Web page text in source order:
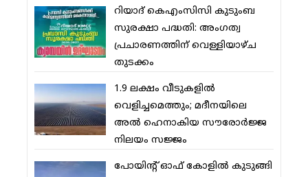
റിയാദ് കെഎംസിസി കുടുംബ
സുരക്ഷാ പദ്ധതി: അംഗത്വ
പ്രചാരണത്തിന് വെള്ളിയാഴ്ച
തുടക്കം
1.9 ലക്ഷം വീടുകളില്‍
വെളിച്ചമെത്തും; മദീനയിലെ
അല്‍ ഹെനാകിയ സൗരോര്‍ജ്ജ
നിലയം സജ്ജം
പോയിന്റ് ഓഫ് കോളില്‍ കുടുങ്ങി